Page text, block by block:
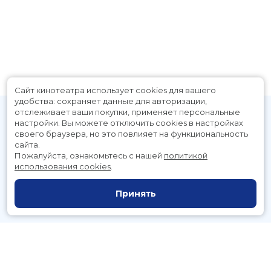
Расписание
Скоро в кино
Служба поддержки
Сайт кинотеатра использует cookies для вашего
удобства: сохраняет данные для авторизации,
отслеживает ваши покупки, применяет персональные
настройки. Вы можете отключить cookies в настройках
своего браузера, но это повлияет на функциональность
сайта.
Пожалуйста, ознакомьтесь с нашей политикой
использования cookies
Принять